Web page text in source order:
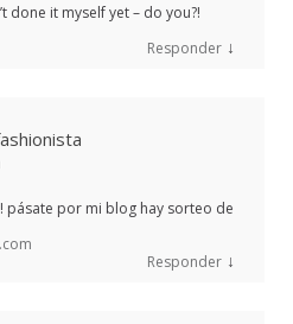
done it myself yet – do you?!
Responder ↓
pásate por mi blog hay sorteo de
Responder ↓